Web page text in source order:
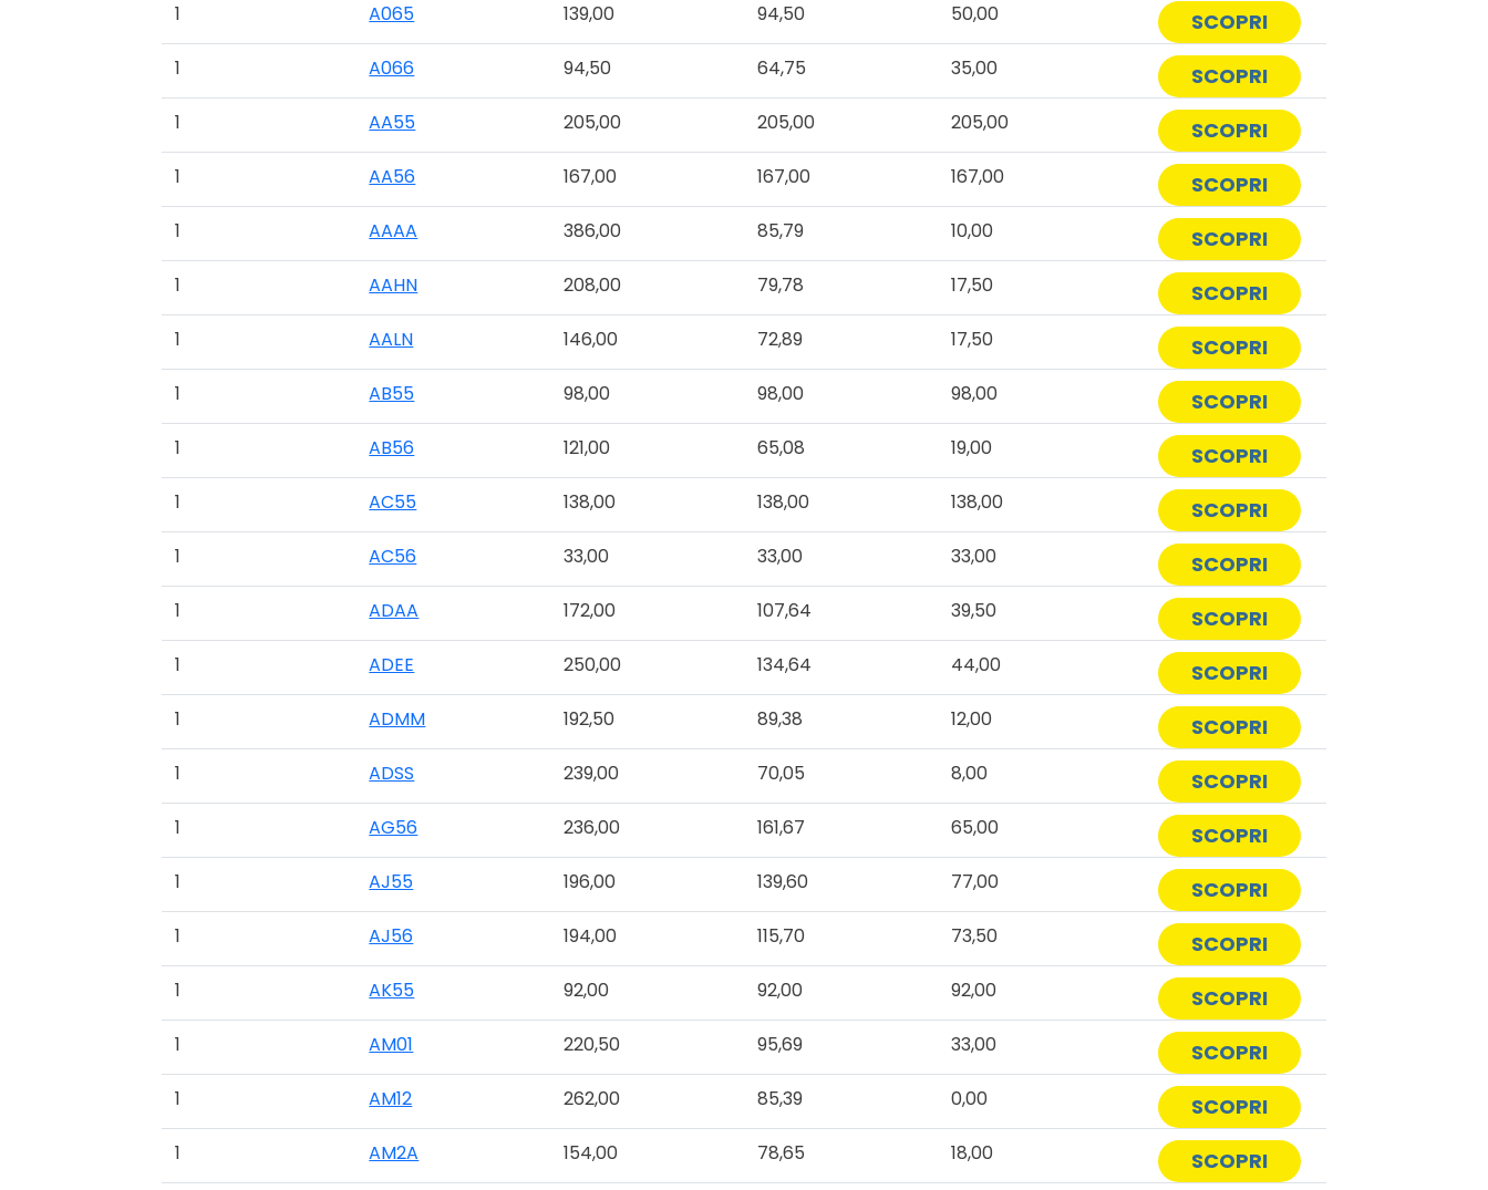
1 A065 139,00 94,50 50,00 SCOPRI
1 A066 94,50 64,75 35,00 SCOPRI
1 AA55 205,00 205,00 205,00 SCOPRI
1 AA56 167,00 167,00 167,00 SCOPRI
1 AAAA 386,00 85,79 10,00 SCOPRI
1 AAHN 208,00 79,78 17,50 SCOPRI
1 AALN 146,00 72,89 17,50 SCOPRI
1 AB55 98,00 98,00 98,00 SCOPRI
1 AB56 121,00 65,08 19,00 SCOPRI
1 AC55 138,00 138,00 138,00 SCOPRI
1 AC56 33,00 33,00 33,00 SCOPRI
1 ADAA 172,00 107,64 39,50 SCOPRI
1 ADEE 250,00 134,64 44,00 SCOPRI
1 ADMM 192,50 89,38 12,00 SCOPRI
1 ADSS 239,00 70,05 8,00 SCOPRI
1 AG56 236,00 161,67 65,00 SCOPRI
1 AJ55 196,00 139,60 77,00 SCOPRI
1 AJ56 194,00 115,70 73,50 SCOPRI
1 AK55 92,00 92,00 92,00 SCOPRI
1 AM01 220,50 95,69 33,00 SCOPRI
1 AM12 262,00 85,39 0,00 SCOPRI
1 AM2A 154,00 78,65 18,00 SCOPRI